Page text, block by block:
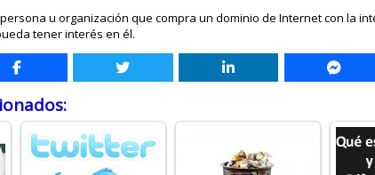
u organización que compra un dominio de Internet con la
tener interés en él.